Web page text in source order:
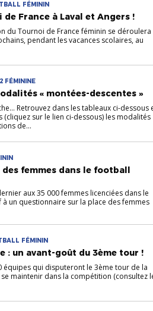
FÉMININ
France à Laval et Angers !
du Tournoi de France féminin se déroulera
pendant les vacances scolaires, au
FÉMININE
« montées-descentes »
Retrouvez dans les tableaux ci-dessous
(cliquez sur le lien ci-dessous) les modalités
de...
des femmes dans le football
aux 35 000 femmes licenciées dans le
un questionnaire sur la place des femmes
FÉMININ
: un avant-goût du 3ème tour !
équipes qui disputeront le 3ème tour de la
maintenir dans la compétition (consultez